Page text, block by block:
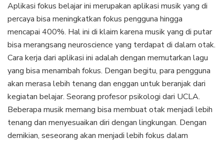
Aplikasi fokus belajar ini merupakan aplikasi musik yang di
percaya bisa meningkatkan fokus pengguna hingga
mencapai 400%. Hal ini di klaim karena musik yang di putar
bisa merangsang neuroscience yang terdapat di dalam otak.
Cara kerja dari aplikasi ini adalah dengan memutarkan lagu
yang bisa menambah fokus. Dengan begitu, para pengguna
akan merasa lebih tenang dan enggan untuk beranjak dari
kegiatan belajar. Seorang profesor psikologi dari UCLA.
Beberapa musik memang bisa membuat otak menjadi lebih
tenang dan menyesuaikan diri dengan lingkungan. Dengan
demikian, seseorang akan menjadi lebih fokus dalam